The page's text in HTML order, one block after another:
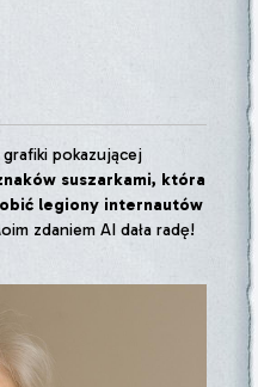
pokazującej
suszarkami, która
legiony internautów
zdaniem AI dała radę!